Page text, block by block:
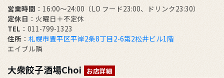
営業時間 ：16:00～24:00（LO フード23:00、ドリンク23:30）
定休日 ：火曜日＋不定休
TEL ：011-799-1323
住所 ： 札幌市豊平区平岸2条8丁目2-6第2松井ビル1階
エイブル隣
大衆餃子酒場Choi お店詳細